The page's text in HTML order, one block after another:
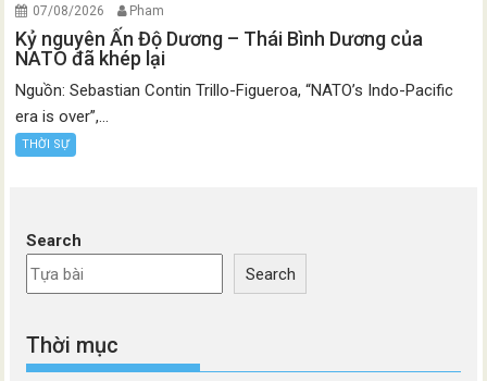
07/08/2026 Pham
Kỷ nguyên Ấn Độ Dương – Thái Bình Dương của
NATO đã khép lại
Nguồn: Sebastian Contin Trillo-Figueroa, “NATO’s Indo-Pacific
era is over”,...
THỜI SỰ
Search
Search
Thời mục